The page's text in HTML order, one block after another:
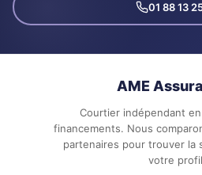
01 88 13
AME
Courtier indépendant
financements. Nous
partenaires pour trouver la
votre